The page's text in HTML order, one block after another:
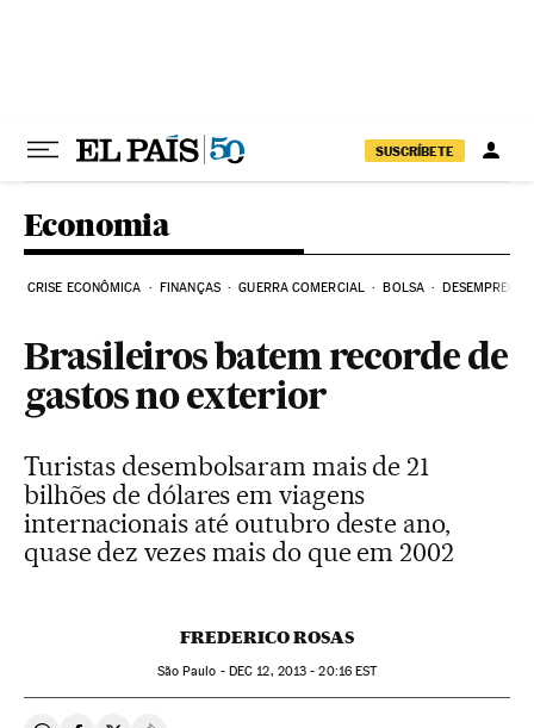
SUSCRÍBETE
Economia
CRISE ECONÔMICA FINANÇAS GUERRA COMERCIAL BOLSA DESEMPREGO
Brasileiros batem recorde de
gastos no exterior
Turistas desembolsaram mais de 21
bilhões de dólares em viagens
internacionais até outubro deste ano,
quase dez vezes mais do que em 2002
FREDERICO ROSAS
São Paulo - DEC 12, 2013 - 20:16EST